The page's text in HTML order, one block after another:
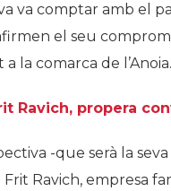
va comptar amb el
el seu
la comarca de l’Anoia.
Ravich, propera
-que serà la
Ravich, empresa